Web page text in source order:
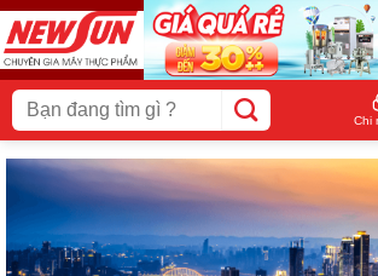
Skip
to
content
Tìm
kiếm:
Chi